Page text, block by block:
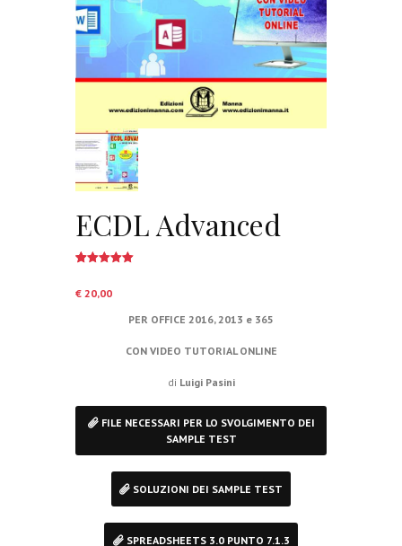
ECDL Advanced
su base
€ 20,00
PER OFFICE 2016, 2013 e 365
CON VIDEO TUTORIAL ONLINE
di Luigi Pasini
FILE NECESSARI PER LO SVOLGIMENTO DEI
SAMPLE TEST
SOLUZIONI DEI SAMPLE TEST
SPREADSHEETS 3.0 PUNTO 7.1.3